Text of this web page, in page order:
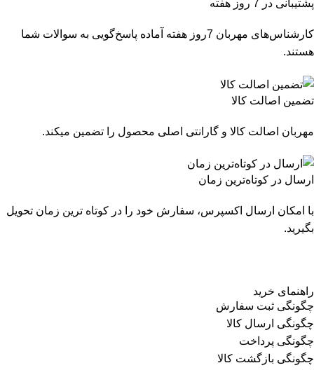
پشتیبانی در 7 روز هفته
کارشناس‌های مهربان 7روز هفته آماده پاسخ‌گویی به سوالات شما
هستند.
تضمین اصالت کالا
مهربان اصالت کالا و گارانتی اصلی محصول را تضمین میکند.
ارسال در کوتاه‌ترین زمان
با امکان ارسال اکسپرس، سفارش خود را در کوتاه ترین زمان تحویل
بگیرید.
راهنمای خرید
چگونگی ثبت سفارش
چگونگی ارسال کالا
چگونگی پرداخت
چگونگی بازگشت کالا